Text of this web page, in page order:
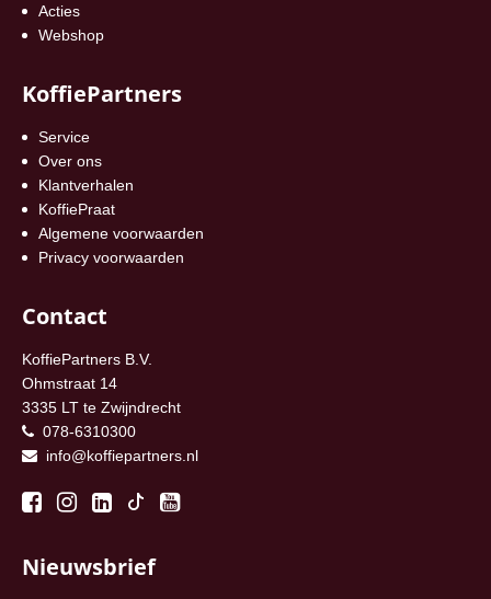
Acties
Webshop
KoffiePartners
Service
Over ons
Klantverhalen
KoffiePraat
Algemene voorwaarden
Privacy voorwaarden
Contact
KoffiePartners B.V.
Ohmstraat 14
3335 LT te Zwijndrecht
078-6310300
info@koffiepartners.nl
Nieuwsbrief